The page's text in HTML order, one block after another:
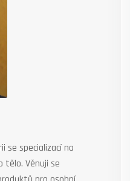
se specializací na
tělo. Věnuji se